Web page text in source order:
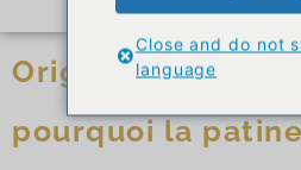
Original, usagé,
pourquoi la
Close and do not
language